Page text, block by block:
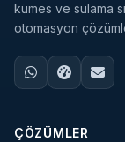
kümes ve sulama
otomasyon
ÇÖZÜMLER